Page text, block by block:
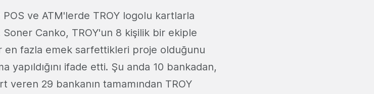
ve ATM'lerde TROY logolu kartlarla
Canko, TROY'un 8 kişilik bir ekiple
en fazla emek sarfettikleri proje olduğunu
ifade etti. Şu anda 10 bankadan,
veren 29 bankanın tamamından TROY